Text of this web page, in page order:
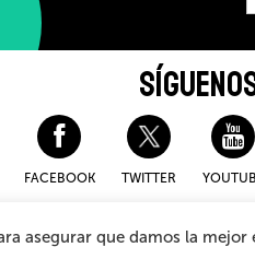
FACEBOOK TWITTER
Condiciones Generales de
asegurar que damos la